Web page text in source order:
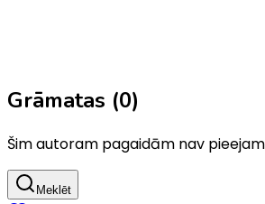
Grāmatas (0)
Šim autoram pagaidām nav
Meklēt